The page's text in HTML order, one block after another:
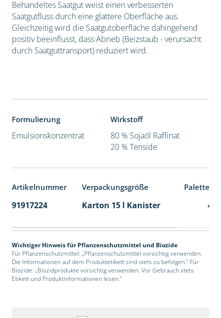
Behandeltes Saatgut weist einen verbesserten
Saatgutfluss durch eine glattere Oberfläche aus.
Gleichzeitig wird die Saatgutoberfläche dahingehend
positiv beeinflusst, dass Abrieb (Beizstaub - verursacht
durch Saatguttransport) reduziert wird.
Formulierung
Emulsionskonzentrat
Wirkstoff
80 % Sojaöl Raffinat
20 % Tenside
Artikelnummer Verpackungsgröße
91917224 Karton 15 l Kanister 48
Wichtiger Hinweis für Pflanzenschutzmittel und Biozide
Für Pflanzenschutzmittel: „Pflanzenschutzmittel vorsichtig verwenden.
Die Informationen auf dem Produktetikett sind stets zu befolgen.“ Für
Biozide: „Biozidprodukte vorsichtig verwenden. Vor Gebrauch stets
Etikett und Produktinformationen lesen.“